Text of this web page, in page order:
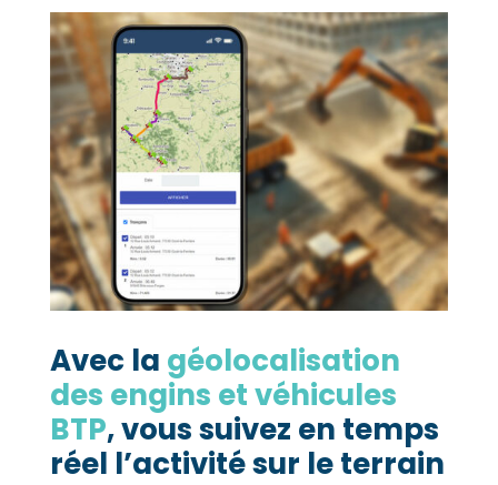
Avec la géolocalisation
des engins et véhicules
BTP, vous suivez en temps
réel l’activité sur le terrain